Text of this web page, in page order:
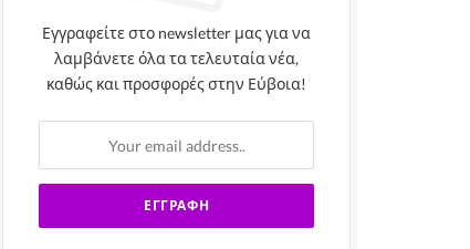
Εγγραφείτε στο newsletter μας για να
λαμβάνετε όλα τα τελευταία νέα,
καθώς και προσφορές στην Εύβοια!